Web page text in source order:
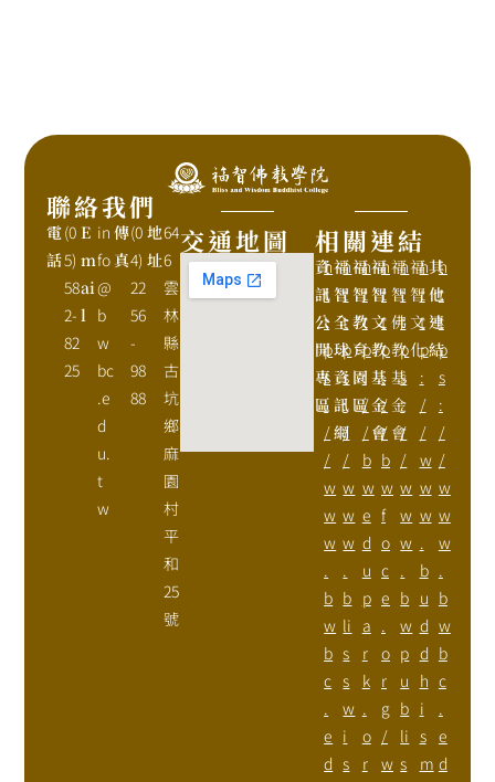
聯絡我們
電
話
(0
5)
58
2-
82
25
E
m
ai
l
in
fo
@
b
w
bc
.e
d
u.
t
w
傳
真
(0
4)
22
56
-
98
88
地
址
64
6
雲
林
縣
古
坑
鄉
麻
園
村
平
和
25
號
交通地圖 相關連結
資
訊
公
開
專
區
h
t
t
p
s
:
/
/
w
w
w
.
b
w
b
c
.
e
d
福
智
全
球
資
訊
網
h
t
t
p
s
:
/
/
w
w
w
.
b
li
s
s
w
i
s
福
智
教
育
園
區
h
t
t
p
:
/
/
b
w
e
d
u
p
a
r
k
.
o
r
福
智
文
教
基
金
會
h
t
t
p
:
/
/
b
w
f
o
c
e
.
o
r
g
/
w
福
智
佛
教
基
金
會
h
t
t
p
s
:
/
/
w
w
w
.
b
w
p
u
b
li
s
福
智
文
化
h
t
t
p
:
/
/
w
w
w
.
b
u
d
d
h
i
s
m
其
他
連
結
h
t
t
p
s
:
/
/
w
w
w
.
b
w
b
c
.
e
d